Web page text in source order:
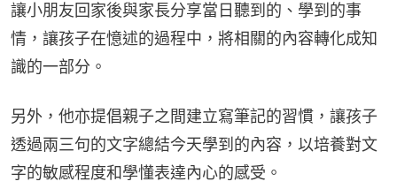
讓小朋友回家後與家長分享當日聽到的、學到的事
情，讓孩子在憶述的過程中，將相關的內容轉化成知
識的一部分。
另外，他亦提倡親子之間建立寫筆記的習慣，讓孩子
透過兩三句的文字總結今天學到的內容，以培養對文
字的敏感程度和學懂表達內心的感受。